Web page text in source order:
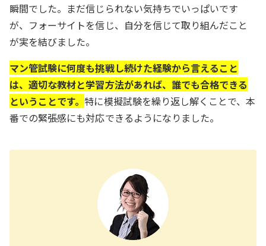
瞬間でした。まだ信じられない気持ちでいっぱいです
が、フォーサイトを信じ、自分を信じて取り組んだこと
が実を結びました。
マン管試験に何度も挑戦し続けた経験から言えること
は、適切な教材と学習方法があれば、誰でも合格できる
ということです。 特に模擬試験を繰り返し解くことで、本
番での緊張感にも対応できるようになりました。